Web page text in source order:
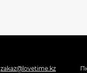
zakaz@lovetime.kz